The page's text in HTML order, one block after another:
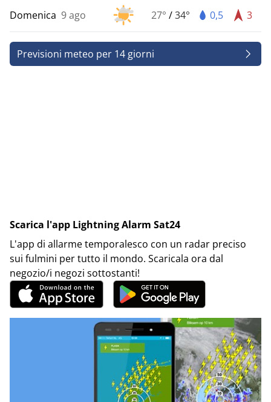
Domenica 9 ago 27° /34° 0,5 3
Previsioni meteo per 14 giorni
Scarica l'app Lightning Alarm Sat24
L'app di allarme temporalesco con un radar preciso
sui fulmini per tutto il mondo. Scaricala ora dal
negozio/i negozi sottostanti!